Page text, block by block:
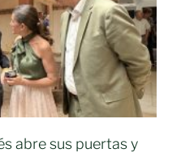
abre sus puertas y